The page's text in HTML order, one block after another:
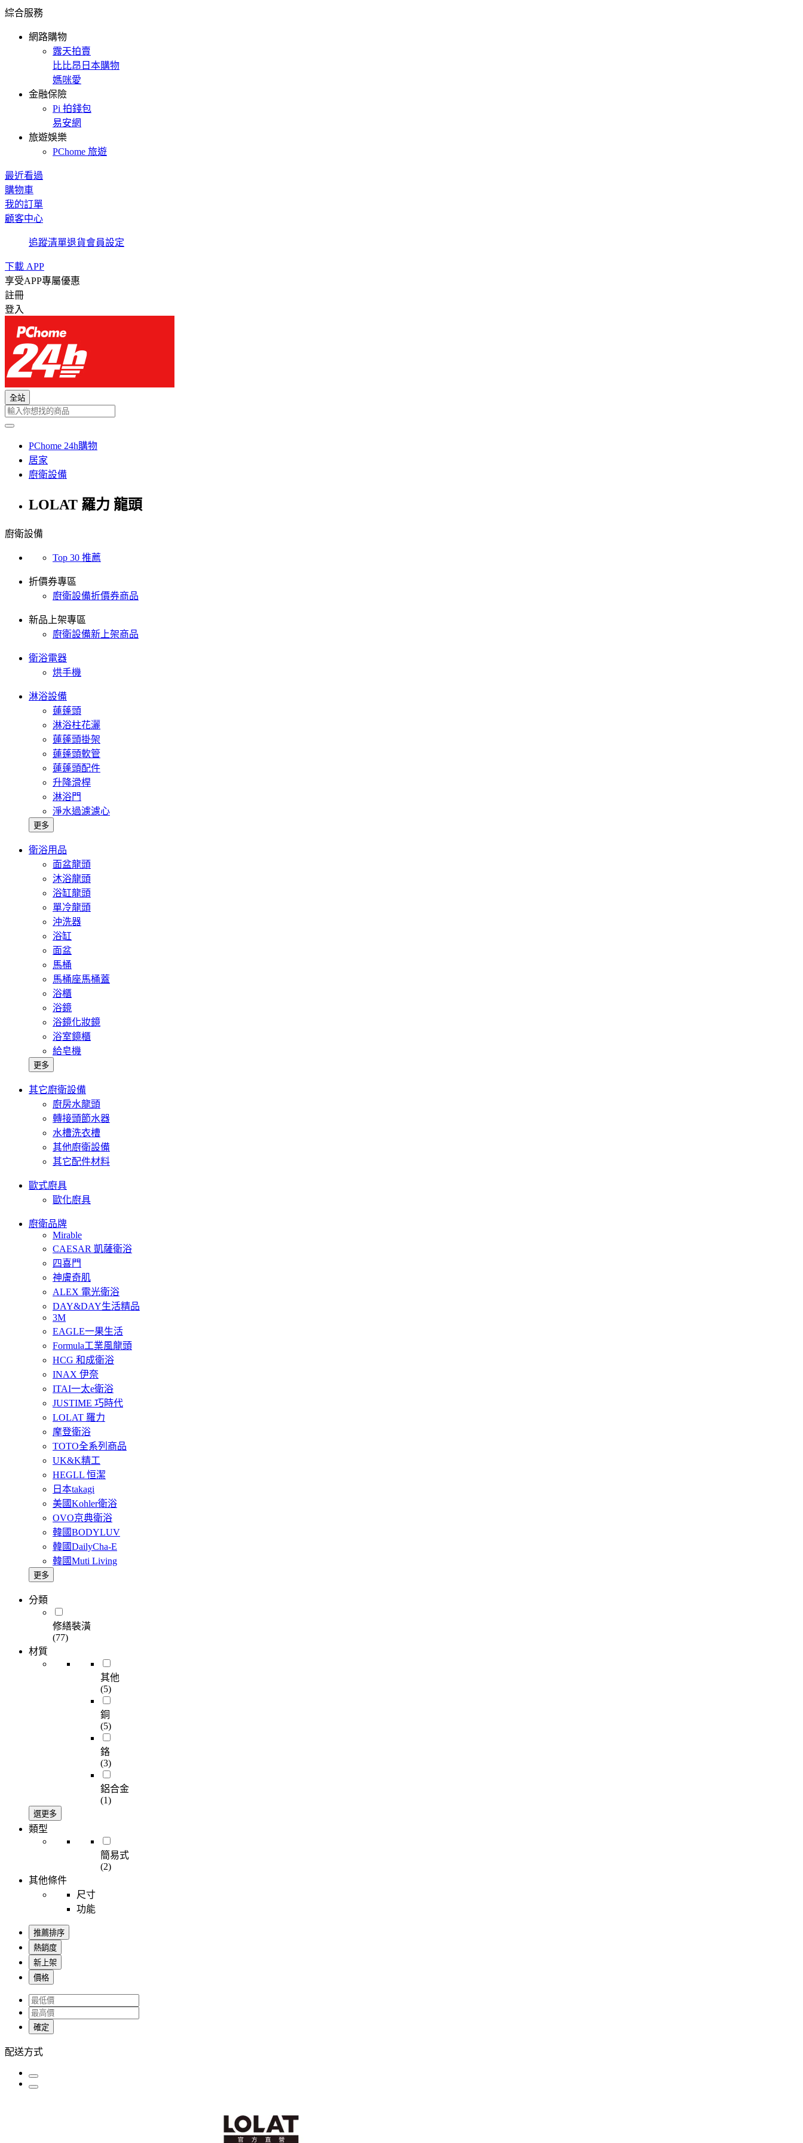
綜合服務
網路購物
露天拍賣
比比昂日本購物
媽咪愛
金融保險
Pi 拍錢包
易安網
旅遊娛樂
PChome 旅遊
最近看過
購物車
我的訂單
顧客中心
追蹤清單退貨會員設定
下載 APP
享受APP專屬優惠
註冊
登入
全站
PChome 24h購物
居家
廚衛設備
LOLAT 羅力 龍頭
廚衛設備
Top 30 推薦
折價券專區
廚衛設備折價券商品
新品上架專區
廚衛設備新上架商品
衛浴電器
烘手機
淋浴設備
蓮蓬頭
淋浴柱花灑
蓮蓬頭掛架
蓮蓬頭軟管
蓮蓬頭配件
升降滑桿
淋浴門
淨水過濾濾心
更多
衛浴用品
面盆龍頭
沐浴龍頭
浴缸龍頭
單冷龍頭
沖洗器
浴缸
面盆
馬桶
馬桶座馬桶蓋
浴櫃
浴鏡
浴鏡化妝鏡
浴室鏡櫃
給皂機
更多
其它廚衛設備
廚房水龍頭
轉接頭節水器
水槽洗衣槽
其他廚衛設備
其它配件材料
歐式廚具
歐化廚具
廚衛品牌
Mirable
CAESAR 凱薩衛浴
四喜門
神膚奇肌
ALEX 電光衛浴
DAY&DAY生活精品
3M
EAGLE一果生活
Formula工業風龍頭
HCG 和成衛浴
INAX 伊奈
ITAI一太e衛浴
JUSTIME 巧時代
LOLAT 羅力
摩登衛浴
TOTO全系列商品
UK&K精工
HEGLL 恒潔
日本takagi
美國Kohler衛浴
OVO京典衛浴
韓國BODYLUV
韓國DailyCha-E
韓國Muti Living
更多
分類
修繕裝潢
(77)
材質
其他
(5)
銅
(5)
鉻
(3)
鋁合金
(1)
選更多
類型
簡易式
(2)
其他條件
尺寸
功能
推薦排序
熱銷度
新上架
價格
確定
配送方式